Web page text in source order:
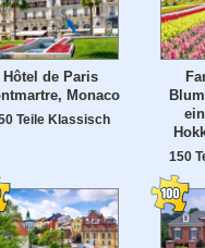
Hôtel de Paris
Monaco
Teile Klassisch
150